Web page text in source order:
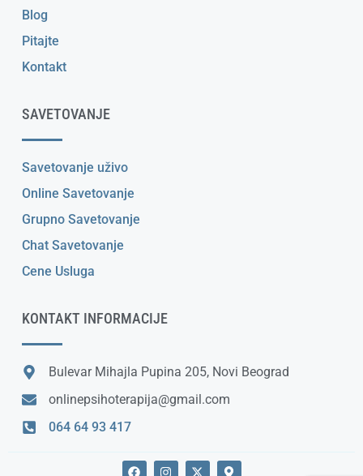
Blog
Pitajte
Kontakt
SAVETOVANJE
Savetovanje uživo
Online Savetovanje
Grupno Savetovanje
Chat Savetovanje
Cene Usluga
KONTAKT INFORMACIJE
Bulevar Mihajla Pupina 205, Novi Beograd
onlinepsihoterapija@gmail.com
064 64 93 417
F
I
X
M